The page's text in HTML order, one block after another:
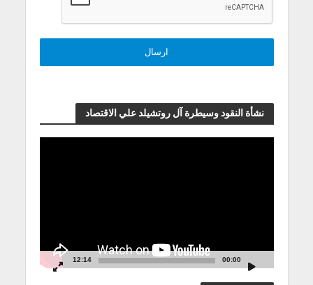
نشأة النقود وسيطرة آل روتشيلد علي الاقتصاد
00:00
12:14